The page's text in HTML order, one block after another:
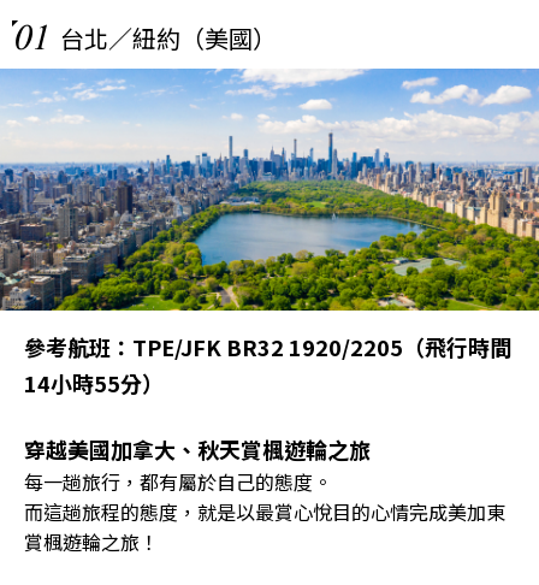
01 台北／紐約（美國）
參考航班：TPE/JFK BR32 1920/2205（飛行時間
14小時55分）
穿越美國加拿大、秋天賞楓遊輪之旅
每一趟旅行，都有屬於自己的態度。
而這趟旅程的態度，就是以最賞心悅目的心情完成美加東
賞楓遊輪之旅！